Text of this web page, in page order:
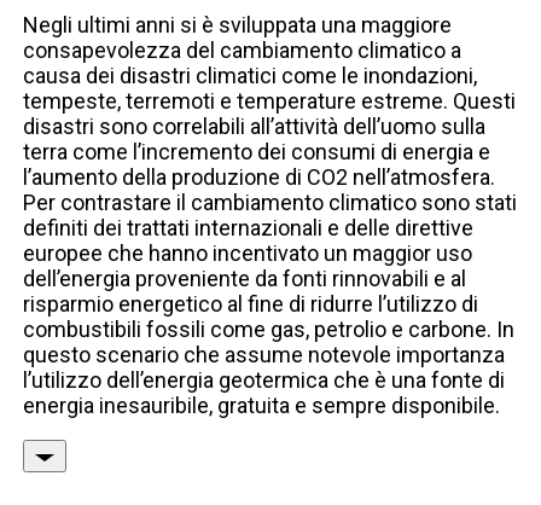
Negli ultimi anni si è sviluppata una maggiore
consapevolezza del cambiamento climatico a
causa dei disastri climatici come le inondazioni,
tempeste, terremoti e temperature estreme. Questi
disastri sono correlabili all’attività dell’uomo sulla
terra come l’incremento dei consumi di energia e
l’aumento della produzione di CO2 nell’atmosfera.
Per contrastare il cambiamento climatico sono stati
definiti dei trattati internazionali e delle direttive
europee che hanno incentivato un maggior uso
dell’energia proveniente da fonti rinnovabili e al
risparmio energetico al fine di ridurre l’utilizzo di
combustibili fossili come gas, petrolio e carbone. In
questo scenario che assume notevole importanza
l’utilizzo dell’energia geotermica che è una fonte di
energia inesauribile, gratuita e sempre disponibile.